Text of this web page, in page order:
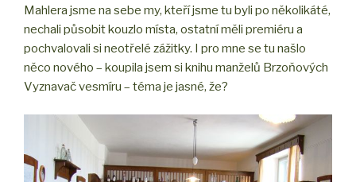
Mahlera jsme na sebe my, kteří jsme tu byli po několikáté,
nechali působit kouzlo místa, ostatní měli premiéru a
pochvalovali si neotřelé zážitky. I pro mne se tu našlo
něco nového – koupila jsem si knihu manželů Brzoňových
Vyznavač vesmíru – téma je jasné, že?